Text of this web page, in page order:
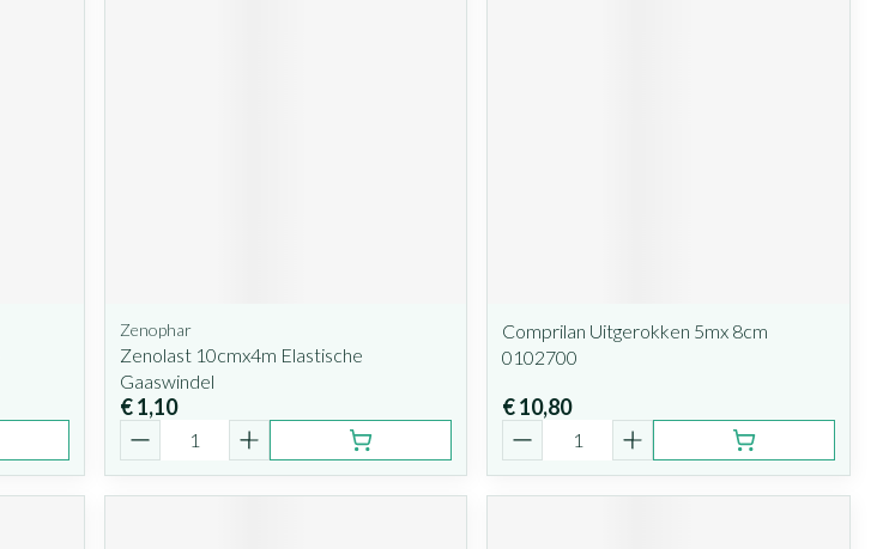
Zenophar
Zenolast 10cmx4m Elastische
Gaaswindel
€ 1,10
Comprilan Uitgerokken 5mx 8cm
0102700
€ 10,80